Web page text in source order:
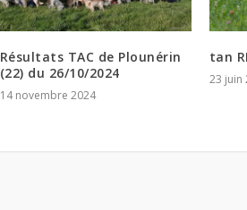
Résultats TAC de Plounérin
(22) du 26/10/2024
14 novembre 2024
tan
23 juin